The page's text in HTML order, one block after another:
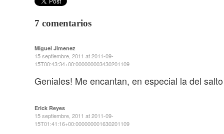
7 comentarios
Miguel Jimenez
15 septiembre, 2011 at 2011-09-
15T00:43:34+00:000000003430201109
Geniales! Me encantan, en especial la del
Erick Reyes
15 septiembre, 2011 at 2011-09-
15T01:41:16+00:000000001630201109